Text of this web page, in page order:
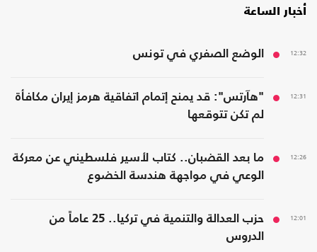
أخبار الساعة
12:32 الوضع الصفري في تونس
12:31
"هآرتس": قد يمنح إتمام اتفاقية هرمز إيران مكافأة
لم تكن تتوقعها
12:26
ما بعد القضبان.. كتاب لأسير فلسطيني عن معركة
الوعي في مواجهة هندسة الخضوع
12:01
حزب العدالة والتنمية في تركيا.. 25 عاماً من
الدروس